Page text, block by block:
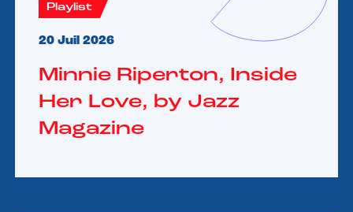
Playlist
20 Juil 2026
Minnie Riperton, Inside
Her Love, by Jazz
Magazine